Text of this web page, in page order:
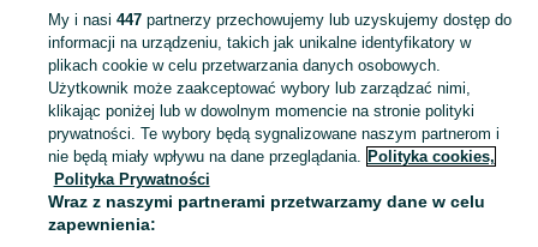
KATEGORIA
Sprzedaż dywanów Łódź ▶️ Szeroki wybór kolorów, rozmiarów i materiałów ✅ Nowe i używane w atrakcyjnych cenach ☝ Sprawdź oferty i kupuj na OLX.pl! Zobacz
Mapa kategorii
Mapa miejscowości
Mapa ministron
My i nasi 447partnerzy przechowujemy lub uzyskujemy dostęp do
informacji na urządzeniu, takich jak unikalne identyfikatory w
plikach cookie w celu przetwarzania danych osobowych.
Użytkownik może zaakceptować wybory lub zarządzać nimi,
klikając poniżej lub w dowolnym momencie na stronie polityki
prywatności. Te wybory będą sygnalizowane naszym partnerom i
nie będą miały wpływu na dane przeglądania. Polityka cookies,
Polityka Prywatności
Wraz z naszymi partnerami przetwarzamy dane w celu
zapewnienia: